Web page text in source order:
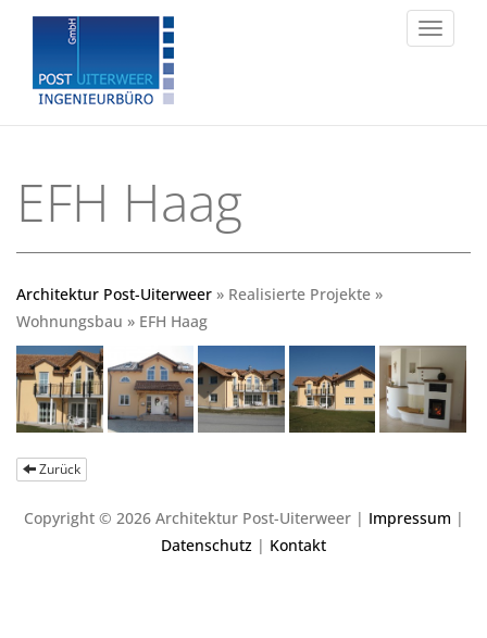
Toggle
EFH Haag
Architektur Post-Uiterweer » Realisierte Projekte »
Wohnungsbau » EFH Haag
Zurück
Copyright © 2026 Architektur Post-Uiterweer | Impressum |
Datenschutz | Kontakt